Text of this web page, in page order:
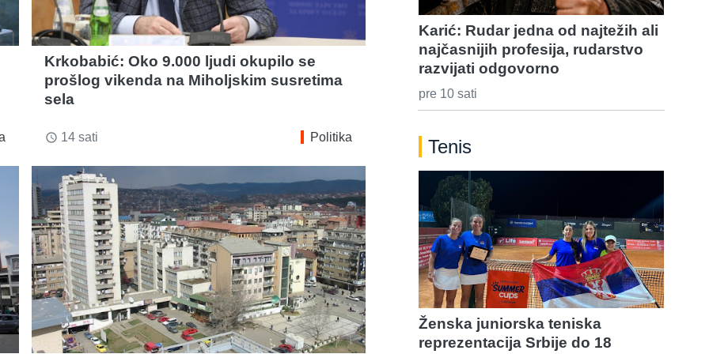
Krkobabić: Oko 9.000 ljudi okupilo se
prošlog vikenda na Miholjskim susretima
sela
access_time 14 sati Politika
Karić: Rudar jedna od najtežih ali
najčasnijih profesija, rudarstvo
razvijati odgovorno
pre 10 sati
Tenis
Ženska juniorska teniska
reprezentacija Srbije do 18